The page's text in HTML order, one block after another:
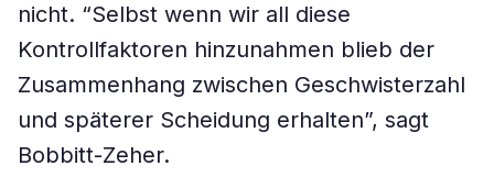
nicht. “Selbst wenn wir all diese
Kontrollfaktoren hinzunahmen blieb der
Zusammenhang zwischen Geschwisterzahl
und späterer Scheidung erhalten”, sagt
Bobbitt-Zeher.